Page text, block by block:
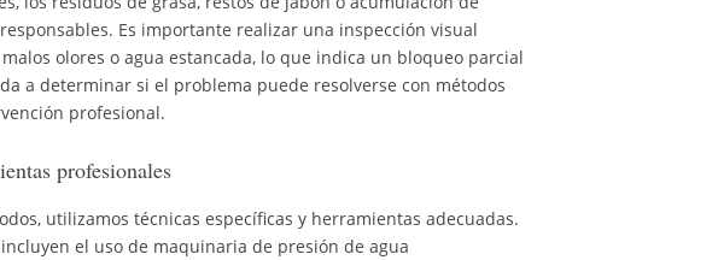
Es importante realizar una inspección visual
olores o agua estancada, lo que indica un bloqueo parcial
a determinar si el problema puede resolverse con métodos
profesional.
profesionales
utilizamos técnicas específicas y herramientas adecuadas.
el uso de maquinaria de presión de agua